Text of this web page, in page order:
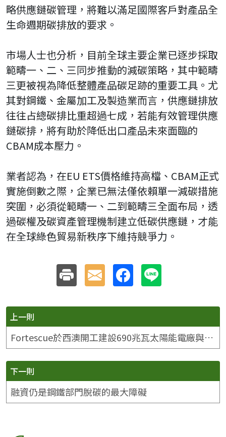
略供應鏈碳管理，將難以滿足國際客戶對產品全
生命週期碳排放的要求。
市場人士也分析，目前全球主要企業已逐步採取
範疇一、二、三同步推動的減碳策略，其中範疇
三更被視為降低整體產品碳足跡的重要工具。尤
其對鋼鐵、金屬加工及製造業而言，供應鏈排放
往往占總碳排比重超過七成，若能有效管理供應
鏈碳排，將有助於降低出口產品未來面臨的
CBAM成本壓力。
業者認為，在EU ETS價格維持高檔、CBAM正式
實施倒數之際，企業已無法僅依賴單一減碳措施
突圍，必須從範疇一、二到範疇三全面布局，透
過碳權及碳資產管理機制建立低碳供應鏈，才能
在全球綠色貿易新秩序下維持競爭力。
上一則
Fortescue於西澳開工建設690兆瓦太陽能電廠與大型蓄電池專案
下一則
融資仍是鋼鐵部門脫碳的最大障礙